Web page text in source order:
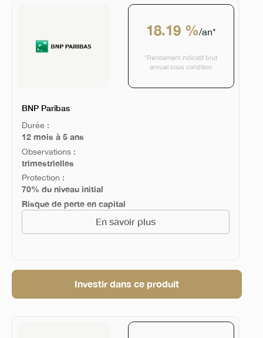
18.19 %/an*
*Rendement indicatif brut
annuel sous condition
BNP Paribas
Durée :
12 mois à 5 ans
Observations :
trimestrielles
Protection :
70% du niveau initial
Risque de perte en capital
En savoir plus
Investir dans ce produit